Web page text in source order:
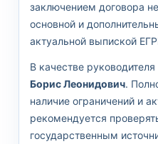
заключением договора
основной и
актуальной выпиской
В качестве руководителя
Борис Леонидович.
наличие ограничений и
рекомендуется
государственным